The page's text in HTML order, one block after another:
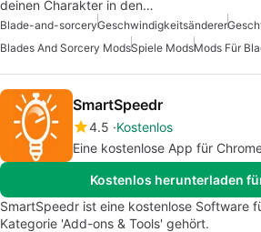
deinen Charakter in den…
Blade-and-sorceryGeschwindigkeitsänderer
Blades And Sorcery ModsSpiele ModsMods Für
SmartSpeedr
4.5 Kostenlos
Eine kostenlose App für
Kostenlos herunterladen
SmartSpeedr ist eine kostenlose Software
Kategorie 'Add-ons & Tools' gehört.